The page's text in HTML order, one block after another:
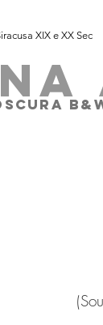
XIX e XX Sec